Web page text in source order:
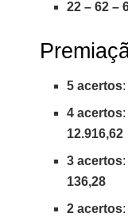
22 – 62 –
5 acertos
4 acertos
12.916,62
3 acertos
136,28
2 acertos